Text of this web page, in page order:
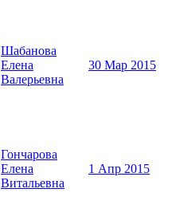
Шабанова
Елена
Валерьевна
30 Мар 2015
Гончарова
Елена
Витальевна
1 Апр 2015